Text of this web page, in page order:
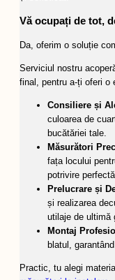
Vă ocupați de tot,
Da, oferim o soluție
Serviciul nostru
final, pentru a-ți oferi o
Consiliere și
culoarea de
bucătăriei tale.
Măsurători
fața locului
potrivire
Prelucrare și
și realizarea
utilaje de ultimă
Montaj
blatul,
Practic, tu alegi